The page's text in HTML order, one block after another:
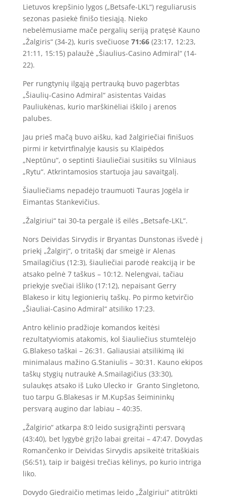
Lietuvos krepšinio lygos („Betsafe-LKL“) reguliarusis
sezonas pasiekė finišo tiesiąją. Nieko
nebelėmusiame mače pergalių seriją pratęsė Kauno
„Žalgiris“ (34-2), kuris svečiuose 71:66(23:17, 12:23,
21:11, 15:15) palaužė „Šiaulius-Casino Admiral“ (14-
22).
Per rungtynių ilgąją pertrauką buvo pagerbtas
„Šiaulių-Casino Admiral“ asistentas Vaidas
Pauliukėnas, kurio marškinėliai iškilo į arenos
palubes.
Jau prieš mačą buvo aišku, kad žalgiriečiai finišuos
pirmi ir ketvirtfinalyje kausis su Klaipėdos
„Neptūnu“, o septinti šiauliečiai susitiks su Vilniaus
„Rytu“. Atkrintamosios startuoja jau savaitgalį.
Šiauliečiams nepadėjo traumuoti Tauras Jogėla ir
Eimantas Stankevičius.
„Žalgiriui“ tai 30-ta pergalė iš eilės „Betsafe-LKL“.
Nors Deividas Sirvydis ir Bryantas Dunstonas išvedė į
priekį „Žalgirį“, o tritaškį dar smeigė ir Alenas
Smailagičius (12:3), šiauliečiai parodė reakciją ir be
atsako pelnė 7 taškus – 10:12. Nelengvai, tačiau
priekyje svečiai išliko (17:12), nepaisant Gerry
Blakeso ir kitų legionierių taškų. Po pirmo ketvirčio
„Šiauliai-Casino Admiral“ atsiliko 17:23.
Antro kėlinio pradžioje komandos keitėsi
rezultatyviomis atakomis, kol šiauliečius stumtelėjo
G.Blakeso taškai – 26:31. Galiausiai atsilikimą iki
minimalaus mažino G.Staniulis – 30:31. Kauno ekipos
taškų stygių nutraukė A.Smailagičius (33:30),
sulaukęs atsako iš Luko Ulecko ir Granto Singletono,
tuo tarpu G.Blakesas ir M.Kupšas šeimininkų
persvarą augino dar labiau – 40:35.
„Žalgirio“ atkarpa 8:0 leido susigrąžinti persvarą
(43:40), bet lygybė grįžo labai greitai – 47:47. Dovydas
Romančenko ir Deividas Sirvydis apsikeitė tritaškiais
(56:51), taip ir baigėsi trečias kėlinys, po kurio intriga
liko.
Dovydo Giedraičio metimas leido „Žalgiriui“ atitrūkti